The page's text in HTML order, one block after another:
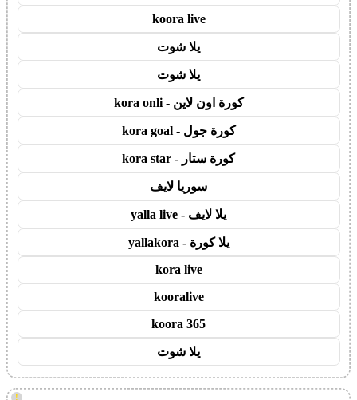
koora live
يلا شوت
يلا شوت
كورة اون لاين - kora onli
كورة جول - kora goal
كورة ستار - kora star
سوريا لايف
يلا لايف - yalla live
يلا كورة - yallakora
kora live
kooralive
koora 365
يلا شوت
!